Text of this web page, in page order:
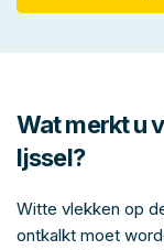
Wat merkt u
Ijssel?
Witte vlekken op
ontkalkt moet